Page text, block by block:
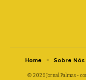
© 2026 Jornal Palmas -
Home Sobre Nós